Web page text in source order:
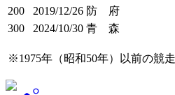
200
2019/12/26 防 府
300
2024/10/30 青 森
※1975年（昭和50年）以前の競